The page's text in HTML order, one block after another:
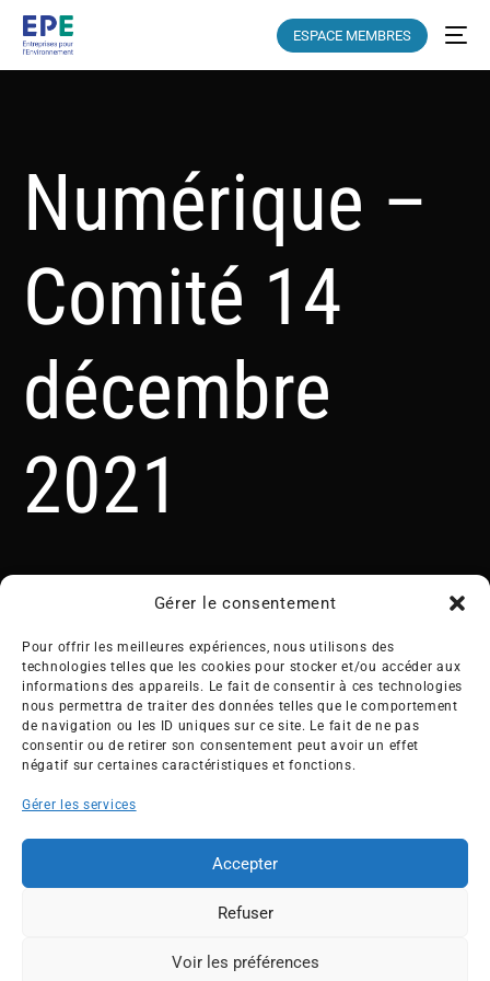
Gérer le consentement
Pour offrir les meilleures expériences, nous utilisons des
technologies telles que les cookies pour stocker et/ou accéder aux
informations des appareils. Le fait de consentir à ces technologies
nous permettra de traiter des données telles que le comportement
de navigation ou les ID uniques sur ce site. Le fait de ne pas
consentir ou de retirer son consentement peut avoir un effet
négatif sur certaines caractéristiques et fonctions.
Gérer les services
Accepter
Refuser
Voir les préférences
ESPACE MEMBRES
Numérique –
Comité 14
décembre
2021
Créée en 1992, l’association française des Entreprises pour
l’Environnement (EPE) rassemble une soixantaine de grandes
entreprises françaises et internationales de tous les secteurs
aux enjeux d’une transition écologique intégrée.
Nos membres
Actus
Presse
Contacts
RGPD
ESPACE MEMBRES